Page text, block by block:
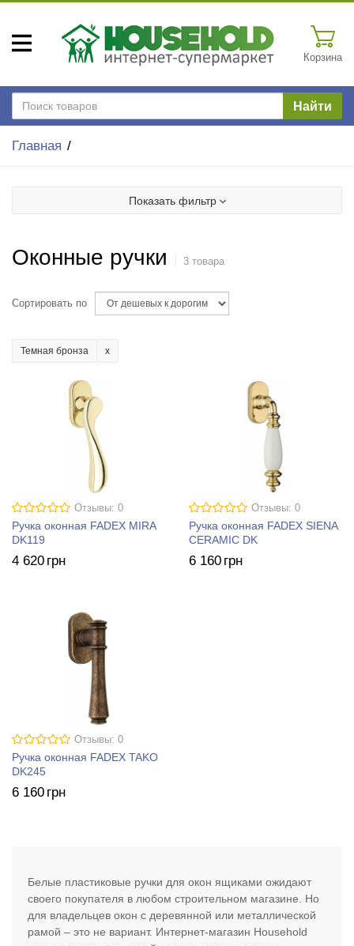
Корзина
Найти
Главная
Показать фильтр
Оконные ручки 3 товара
Сортировать по
Темная бронза
Отзывы: 0
Ручка оконная FADEX MIRA
DK119
4 620 грн
Отзывы: 0
Ручка оконная FADEX SIENA
CERAMIC DK
6 160 грн
Отзывы: 0
Ручка оконная FADEX TAKO
DK245
6 160 грн
Белые пластиковые ручки для окон ящиками ожидают
своего покупателя в любом строительном магазине. Но
для владельцев окон с деревянной или металлической
рамой – это не вариант. Интернет-магазин Household